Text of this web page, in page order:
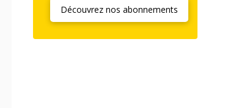
Découvrez nos abonnements